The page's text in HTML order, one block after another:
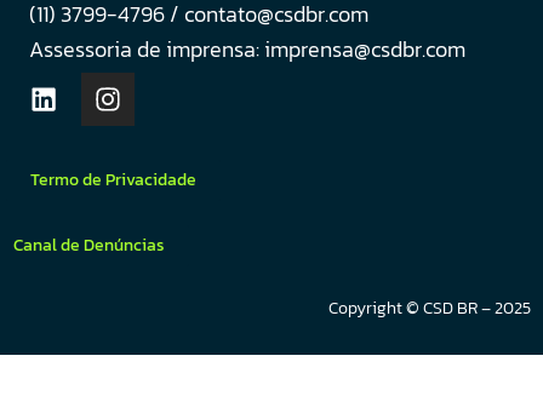
(11) 3799-4796 / contato@csdbr.com
Assessoria de imprensa: imprensa@csdbr.com
Termo de Privacidade
Canal de Denúncias
Copyright © CSD BR – 2025